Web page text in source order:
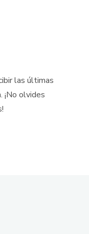
las últimas
¡No olvides